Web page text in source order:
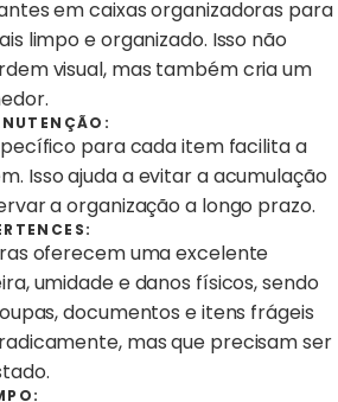
em caixas organizadoras para
limpo e organizado. Isso não
visual, mas também cria um
para cada item facilita a
Isso ajuda a evitar a acumulação
a organização a longo prazo.
oferecem uma excelente
umidade e danos físicos, sendo
documentos e itens frágeis
mas que precisam ser